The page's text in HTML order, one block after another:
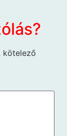
kötelező